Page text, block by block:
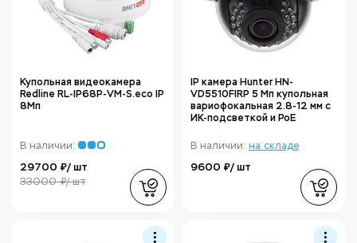
Купольная видеокамера
Redline RL-IP68P-VM-S.eco IP
8Мп
В наличии:
29700 ₽/ шт
33000 ₽/ шт
IP камера Hunter HN-
VD5510FIRP 5 Мп купольная
вариофокальная 2.8-12 мм с
ИК-подсветкой и PoE
В наличии: на складе
9600 ₽/ шт